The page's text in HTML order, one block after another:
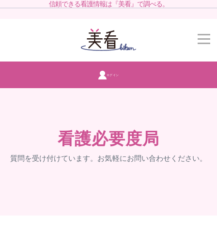
信頼できる看護情報は『美看』で調べる。
ログイン
看護必要度局
質問を受け付けています。お気軽にお問い合わせください。